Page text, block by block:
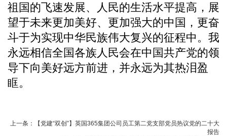
祖国的飞速发展、人民的生活水平提高，展
望于未来更加美好、更加强大的中国，更奋
斗于为实现中华民族伟大复兴的征程中。我
永远相信全国各族人民会在中国共产党的领
导下向美好远方前进，并永远为其热泪盈
眶。
上一条：
【党建“双创”】英国365集团公司员工第二党支部党员热议党的二十大
报告